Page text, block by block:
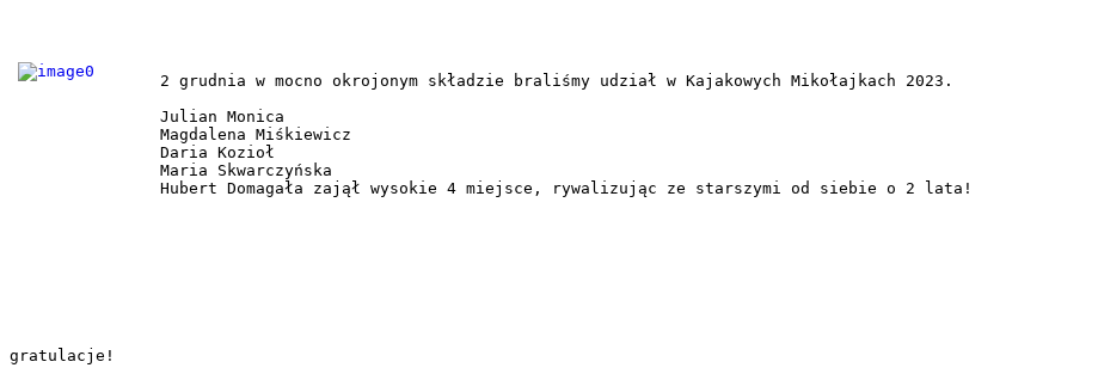
2 grudnia w mocno okrojonym składzie braliśmy udział w Kajakowych Mikołajkach 2023.
Julian Monica
Magdalena Miśkiewicz
Daria Kozioł
Maria Skwarczyńska
Hubert Domagała zajął wysokie 4 miejsce, rywalizując ze starszymi od siebie o 2 lata!
gratulacje!